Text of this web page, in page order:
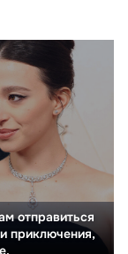
отправиться
приключения,